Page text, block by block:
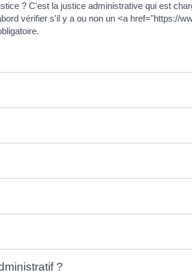
? C'est la justice administrative qui est
vérifier s'il y a ou non un <a href="https://
?